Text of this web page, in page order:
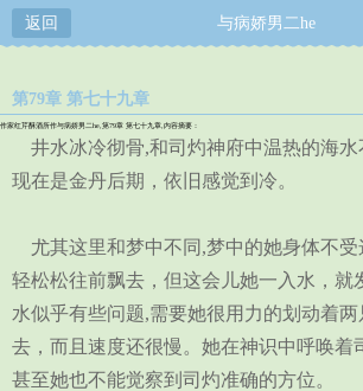
返回 与病娇男二he
第79章 第七十九章
作家红芹酥酒所作与病娇男二he,第79章 第七十九章,内容摘要：
井水冰冷彻骨,和司灼神府中温热的海水
现在是金丹后期，依旧感觉到冷。
尤其这里和梦中不同,梦中的她身体不受
轻松松往前飘去，但这会儿她一入水，就
水似乎有些问题,需要她很用力的划动着
去，而且速度还很慢。她在神识中呼唤着
甚至她也不能觉察到司灼准确的方位。